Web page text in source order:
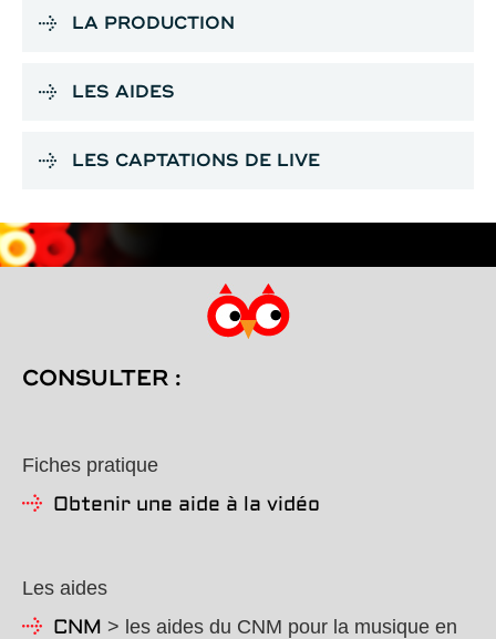
LA PRODUCTION
LES AIDES
LES CAPTATIONS DE LIVE
CONSULTER :
Fiches pratique
Obtenir une aide à la vidéo
Les aides
CNM > les aides du CNM pour la musique en